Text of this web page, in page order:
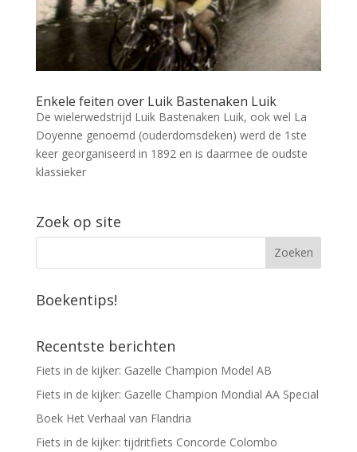
Enkele feiten over Luik Bastenaken Luik
De wielerwedstrijd Luik Bastenaken Luik, ook wel La
Doyenne genoemd (ouderdomsdeken) werd de 1ste
keer georganiseerd in 1892 en is daarmee de oudste
klassieker
Zoek op site
Boekentips!
Recentste berichten
Fiets in de kijker: Gazelle Champion Model AB
Fiets in de kijker: Gazelle Champion Mondial AA Special
Boek Het Verhaal van Flandria
Fiets in de kijker: tijdritfiets Concorde Colombo